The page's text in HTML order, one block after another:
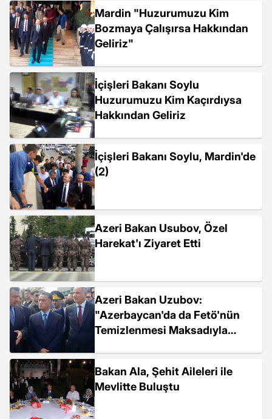
Mardin "Huzurumuzu Kim
Bozmaya Çalışırsa Hakkından
Geliriz"
İçişleri Bakanı Soylu
Huzurumuzu Kim Kaçırdıysa
Hakkından Geliriz
İçişleri Bakanı Soylu, Mardin'de
(2)
Azeri Bakan Usubov, Özel
Harekat'ı Ziyaret Etti
Azeri Bakan Uzubov:
"Azerbaycan'da da Fetö'nün
Temizlenmesi Maksadıyla
Bakan Ala, Şehit Aileleri ile
Mevlitte Buluştu